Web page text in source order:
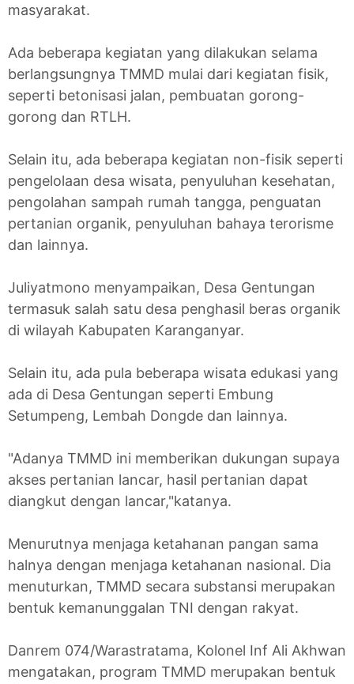
masyarakat.
Ada beberapa kegiatan yang dilakukan selama
berlangsungnya TMMD mulai dari kegiatan fisik,
seperti betonisasi jalan, pembuatan gorong-
gorong dan RTLH.
Selain itu, ada beberapa kegiatan non-fisik seperti
pengelolaan desa wisata, penyuluhan kesehatan,
pengolahan sampah rumah tangga, penguatan
pertanian organik, penyuluhan bahaya terorisme
dan lainnya.
Juliyatmono menyampaikan, Desa Gentungan
termasuk salah satu desa penghasil beras organik
di wilayah Kabupaten Karanganyar.
Selain itu, ada pula beberapa wisata edukasi yang
ada di Desa Gentungan seperti Embung
Setumpeng, Lembah Dongde dan lainnya.
"Adanya TMMD ini memberikan dukungan supaya
akses pertanian lancar, hasil pertanian dapat
diangkut dengan lancar,"katanya.
Menurutnya menjaga ketahanan pangan sama
halnya dengan menjaga ketahanan nasional. Dia
menuturkan, TMMD secara substansi merupakan
bentuk kemanunggalan TNI dengan rakyat.
Danrem 074/Warastratama, Kolonel Inf Ali Akhwan
mengatakan, program TMMD merupakan bentuk